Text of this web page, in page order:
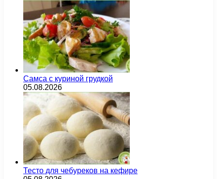
Самса с куриной грудкой
05.08.2026
Тесто для чебуреков на кефире